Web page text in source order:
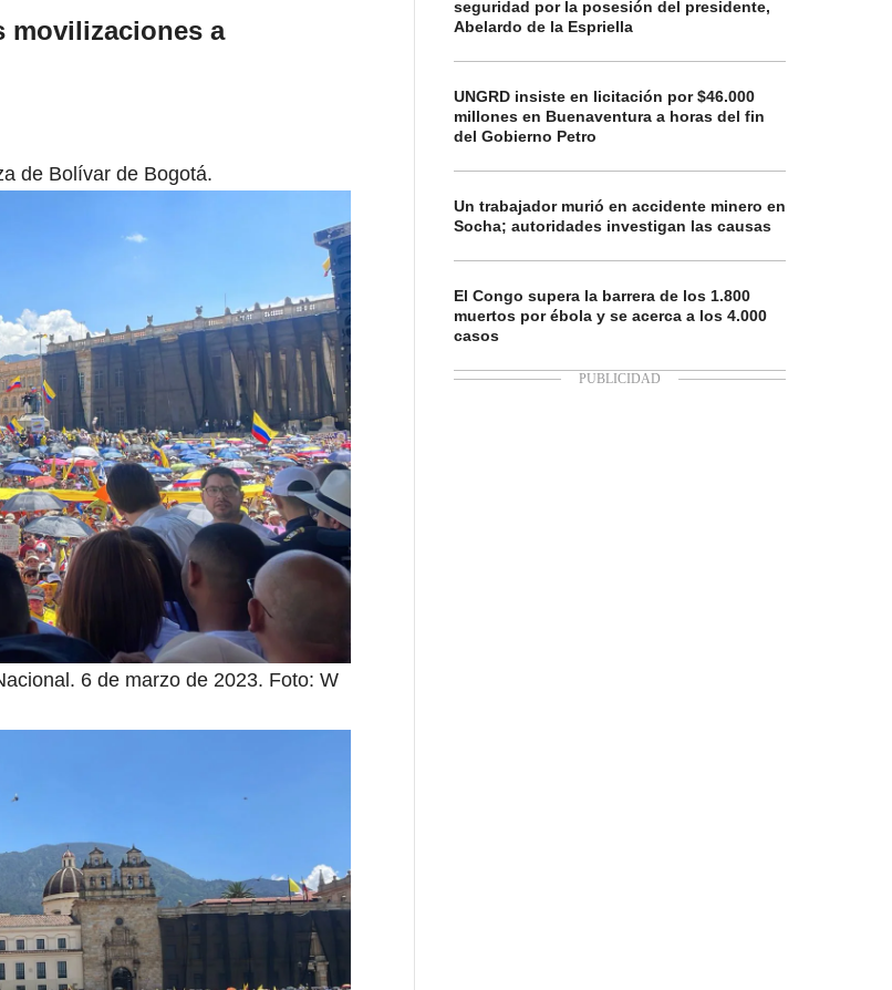
movilizaciones a
de Bolívar de Bogotá.
6 de marzo de 2023. Foto: W
seguridad por la posesión del presidente,
Abelardo de la Espriella
UNGRD insiste en licitación por $46.000
millones en Buenaventura a horas del fin
del Gobierno Petro
Un trabajador murió en accidente minero en
Socha; autoridades investigan las causas
El Congo supera la barrera de los 1.800
muertos por ébola y se acerca a los 4.000
casos